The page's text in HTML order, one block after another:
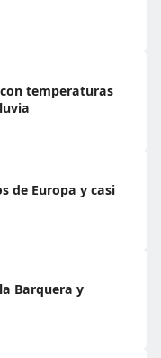
temperaturas
de Europa y casi
Barquera y